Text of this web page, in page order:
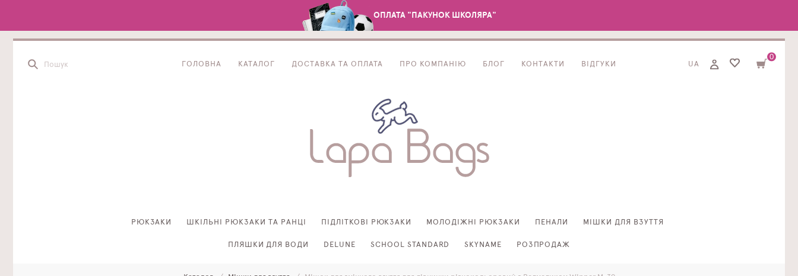
ОПЛАТА "ПАКУНОК ШКОЛЯРА"
ГОЛОВНА КАТАЛОГ ДОСТАВКА ТА ОПЛАТА ПРО КОМПАНІЮ БЛОГ КОНТАКТИ ВІДГУКИ UA
0
РЮКЗАКИ ШКІЛЬНІ РЮКЗАКИ ТА РАНЦІ ПІДЛІТКОВІ РЮКЗАКИ МОЛОДІЖНІ РЮКЗАКИ ПЕНАЛИ МІШКИ ДЛЯ ВЗУТТЯ
ПЛЯШКИ ДЛЯ ВОДИ DELUNE SCHOOL STANDARD SKYNAME РОЗПРОДАЖ